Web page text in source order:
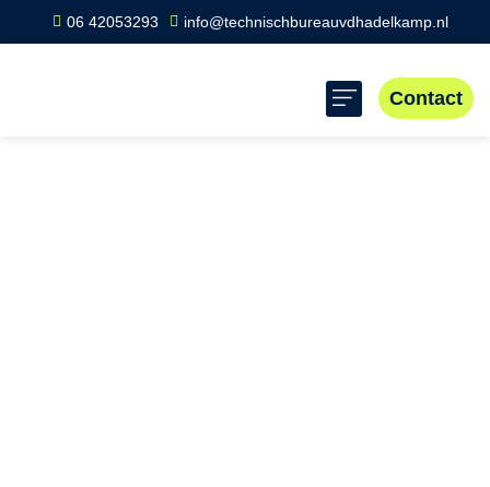
06 42053293 info@technischbureauvdhadelkamp.nl
Contact